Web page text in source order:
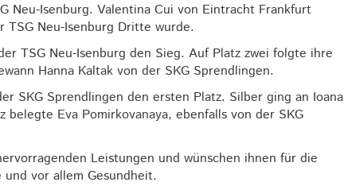
Neu-Isenburg. Valentina Cui von Eintracht Frankfurt
Neu-Isenburg Dritte wurde.
TSG Neu-Isenburg den Sieg. Auf Platz zwei folgte ihre
Hanna Kaltak von der SKG Sprendlingen.
SKG Sprendlingen den ersten Platz. Silber ging an Ioana
Eva Pomirkovanaya, ebenfalls von der SKG
Leistungen und wünschen ihnen für die
vor allem Gesundheit.